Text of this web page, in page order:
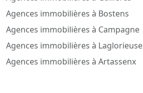
Agences immobilières à Bostens
Agences immobilières à Campagne
Agences immobilières à Laglorieuse
Agences immobilières à Artassenx